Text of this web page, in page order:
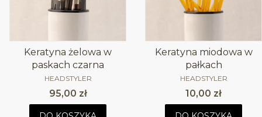
Keratyna żelowa w
paskach czarna
PRODUCENT
HEADSTYLER
Cena
95,00 zł
Keratyna miodowa w
pałkach
PRODUCENT
HEADSTYLER
Cena
10,00 zł